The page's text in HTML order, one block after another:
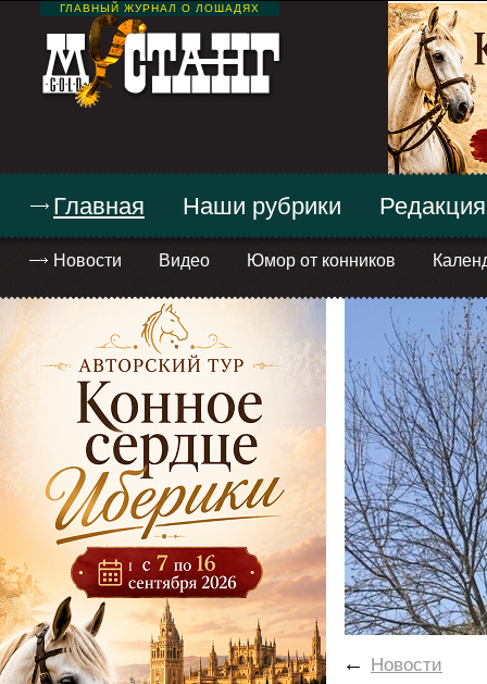
ГЛАВНЫЙ ЖУРНАЛ О ЛОШАДЯХ
Главная
Новости Видео Юмор от конников
Наши рубрики Редакция
← Новости